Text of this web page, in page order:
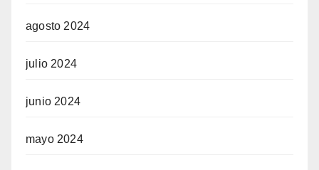
agosto 2024
julio 2024
junio 2024
mayo 2024